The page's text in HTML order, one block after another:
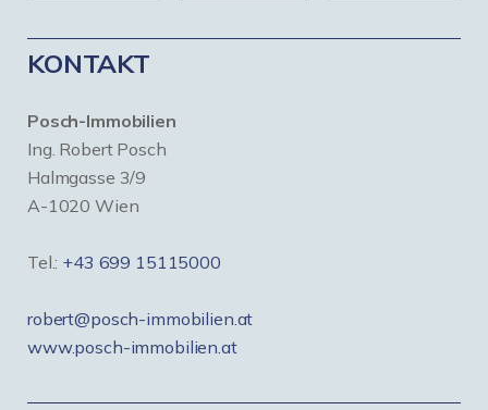
KONTAKT
Posch-Immobilien
Ing. Robert Posch
Halmgasse 3/9
A-1020 Wien
Tel.: +43 699 15115000
robert@posch-immobilien.at
www.posch-immobilien.at